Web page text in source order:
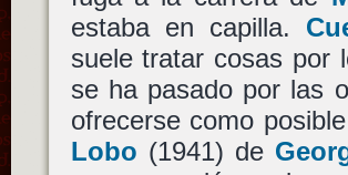
estaba en capilla.
suele tratar cosas por
se ha pasado por las
ofrecerse como
Lobo (1941) de